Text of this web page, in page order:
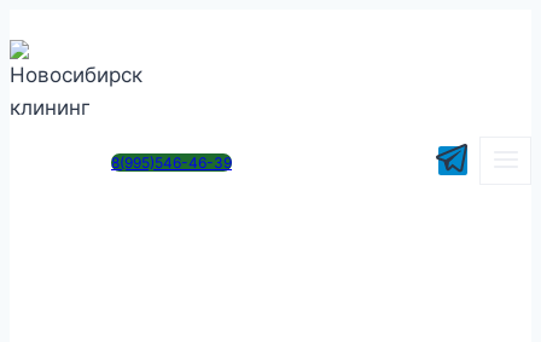
к
содержимому
8(995)546-46-39